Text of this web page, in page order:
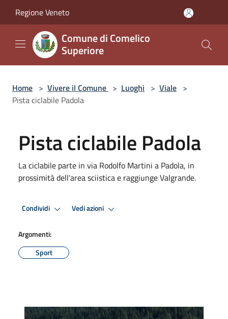
Regione Veneto
Comune di Comelico
Superiore
Home > Vivere il Comune > Luoghi > Viale >
Pista ciclabile Padola
Pista ciclabile Padola
La ciclabile parte in via Rodolfo Martini a Padola, in
prossimità dell'area sciistica e raggiunge Valgrande.
Condividi Vedi azioni
Argomenti:
Sport